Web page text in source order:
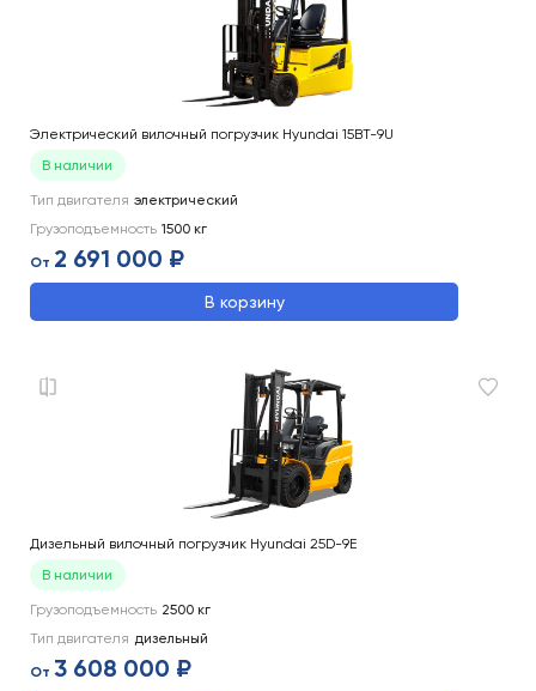
Электрический вилочный погрузчик Hyundai 15BT-9U
В наличии
Тип двигателя электрический
Грузоподъемность 1500 кг
От 2 691 000 ₽
В корзину
Дизельный вилочный погрузчик Hyundai 25D-9E
В наличии
Грузоподъемность 2500 кг
Тип двигателя дизельный
От 3 608 000 ₽